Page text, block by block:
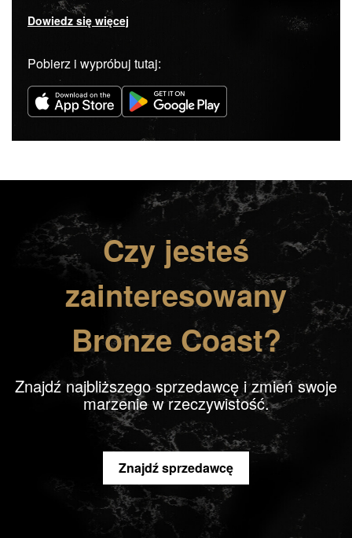
Dowiedz się więcej
Pobierz i wypróbuj tutaj:
Czy jesteś
zainteresowany
Bronze Coast?
Znajdź najbliższego sprzedawcę i zmień swoje
marzenie w rzeczywistość.
Znajdź sprzedawcę